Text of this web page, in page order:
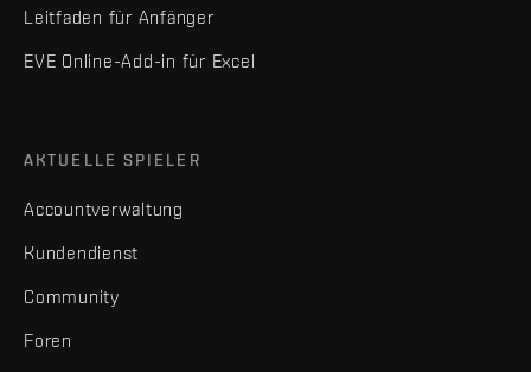
Leitfaden für Anfänger
EVE Online-Add-in für Excel
AKTUELLE SPIELER
Accountverwaltung
Kundendienst
Community
Foren